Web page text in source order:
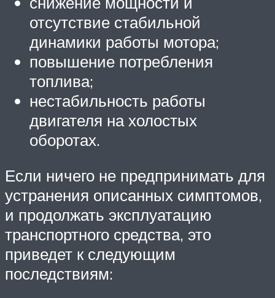
отсутствие стабильной
динамики работы мотора;
повышение потребления
топлива;
нестабильность работы
двигателя на холостых
оборотах.
Если ничего не предпринимать для
устранения описанных симптомов,
и продолжать эксплуатацию
транспортного средства, это
приведет к следующим
последствиям: